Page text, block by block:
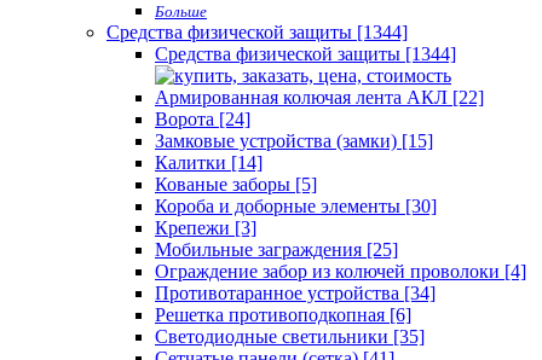
Больше
Средства физической защиты [1344]
Средства физической защиты [1344]
Армированная колючая лента АКЛ [22]
Ворота [24]
Замковые устройства (замки) [15]
Калитки [14]
Кованые заборы [5]
Короба и доборные элементы [30]
Крепежи [3]
Мобильные заграждения [25]
Ограждение забор из колючей проволоки [4]
Противотаранное устройства [34]
Решетка противоподкопная [6]
Светодиодные светильники [35]